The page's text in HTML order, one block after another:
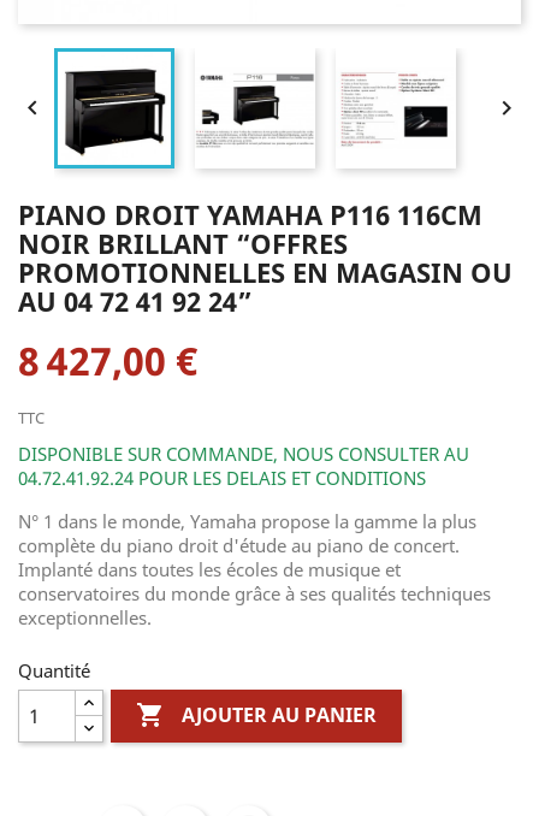
 
PIANO DROIT YAMAHA P116 116CM
NOIR BRILLANT “OFFRES
PROMOTIONNELLES EN MAGASIN OU
AU 04 72 41 92 24”
8 427,00 €
TTC
DISPONIBLE SUR COMMANDE, NOUS CONSULTER AU
04.72.41.92.24 POUR LES DELAIS ET CONDITIONS
N° 1 dans le monde, Yamaha propose la gamme la plus
complète du piano droit d'étude au piano de concert.
Implanté dans toutes les écoles de musique et
conservatoires du monde grâce à ses qualités techniques
exceptionnelles.
Quantité
 AJOUTER AU PANIER